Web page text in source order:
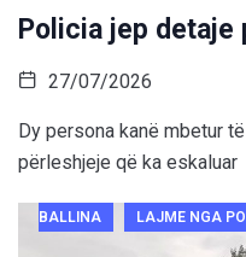
Policia jep detaje
27/07/2026
Dy persona kanë mbetur
përleshjeje që ka eskaluar
BALLINA LAJME NGA